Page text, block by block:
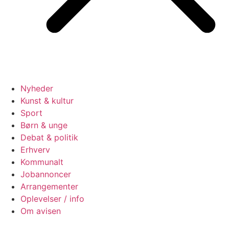
Nyheder
Kunst & kultur
Sport
Børn & unge
Debat & politik
Erhverv
Kommunalt
Jobannoncer
Arrangementer
Oplevelser / info
Om avisen